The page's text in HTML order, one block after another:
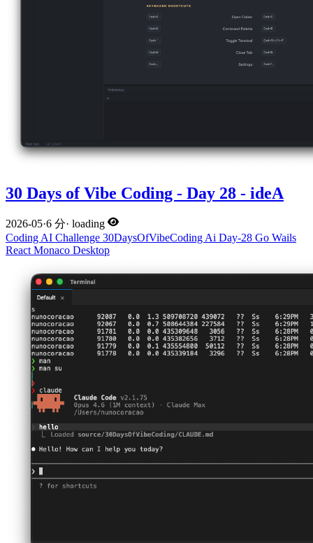
30 Days of Vibe Coding - Day 28 - ideA
2026-05·6 分· loading
CodingAI Challenge 30DaysOfVibeCodingAi Day-28 Go Wails
ReactMonaco Desktop